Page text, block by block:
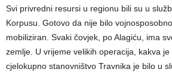
Svi privredni resursi u regionu bili su u
Korpusu. Gotovo da nije bilo
mobiliziran. Svaki čovjek, po Alagiću, ima
zemlje. U vrijeme velikih operacija, kakva je
cjelokupno stanovništvo Travnika je bilo u